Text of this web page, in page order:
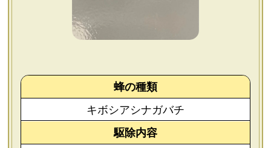
蜂の種類
キボシアシナガバチ
駆除内容